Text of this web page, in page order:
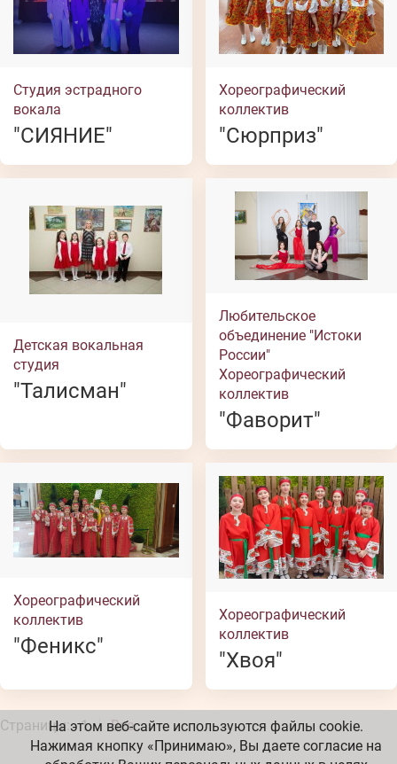
Студия эстрадного
вокала
"СИЯНИЕ"
Хореографический
коллектив
"Сюрприз"
Детская вокальная
студия
"Талисман"
Любительское
объединение "Истоки
России"
Хореографический
коллектив
"Фаворит"
Хореографический
коллектив
"Феникс"
Хореографический
коллектив
"Хвоя"
Страницы: 1 Все
На этом веб-сайте используются файлы cookie.
Нажимая кнопку «Принимаю», Вы даете согласие на